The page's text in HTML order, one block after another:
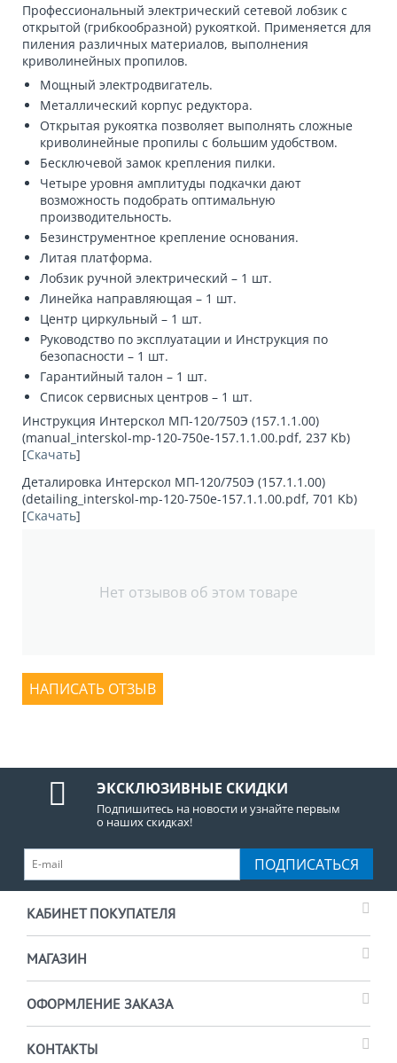
Профессиональный электрический сетевой лобзик с
открытой (грибкообразной) рукояткой. Применяется для
пиления различных материалов, выполнения
криволинейных пропилов.
Мощный электродвигатель.
Металлический корпус редуктора.
Открытая рукоятка позволяет выполнять сложные
криволинейные пропилы с большим удобством.
Бесключевой замок крепления пилки.
Четыре уровня амплитуды подкачки дают
возможность подобрать оптимальную
производительность.
Безинструментное крепление основания.
Литая платформа.
Лобзик ручной электрический – 1 шт.
Линейка направляющая – 1 шт.
Центр циркульный – 1 шт.
Руководство по эксплуатации и Инструкция по
безопасности – 1 шт.
Гарантийный талон – 1 шт.
Список сервисных центров – 1 шт.
Инструкция Интерскол МП-120/750Э (157.1.1.00)
(manual_interskol-mp-120-750e-157.1.1.00.pdf, 237 Kb)
[Скачать]
Деталировка Интерскол МП-120/750Э (157.1.1.00)
(detailing_interskol-mp-120-750e-157.1.1.00.pdf, 701 Kb)
[Скачать]
Нет отзывов об этом товаре
НАПИСАТЬ ОТЗЫВ
ЭКСКЛЮЗИВНЫЕ СКИДКИ
Подпишитесь на новости и узнайте первым
о наших скидках!
ПОДПИСАТЬСЯ
КАБИНЕТ ПОКУПАТЕЛЯ
МАГАЗИН
ОФОРМЛЕНИЕ ЗАКАЗА
КОНТАКТЫ